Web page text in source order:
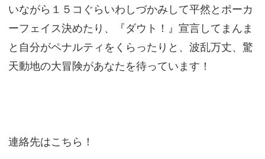
いながら１５コぐらいわしづかみして平然とポーカ
ーフェイス決めたり、『ダウト！』宣言してまんま
と自分がペナルティをくらったりと、波乱万丈、驚
天動地の大冒険があなたを待っています！
連絡先はこちら！